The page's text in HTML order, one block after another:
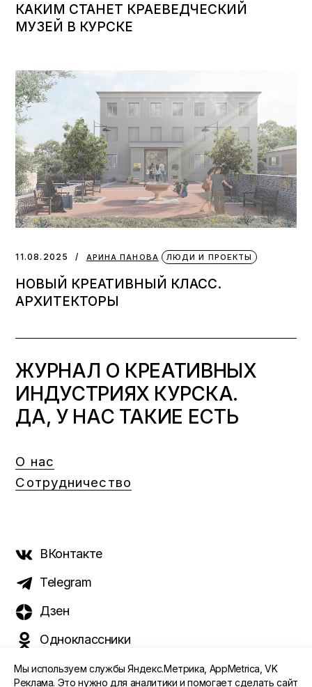
КАКИМ СТАНЕТ КРАЕВЕДЧЕСКИЙ
МУЗЕЙ В КУРСКЕ
11.08.2025 АРИНА ПАНОВА ЛЮДИ И ПРОЕКТЫ
НОВЫЙ КРЕАТИВНЫЙ КЛАСС.
АРХИТЕКТОРЫ
ЖУРНАЛ О КРЕАТИВНЫХ
ИНДУСТРИЯХ КУРСКА.
ДА, У НАС ТАКИЕ ЕСТЬ
О нас
Сотрудничество
ВКонтакте
Telegram
Дзен
Одноклассники
Мы используем службы Яндекс.Метрика, AppMetrica, VK
Реклама. Это нужно для аналитики и помогает сделать сайт